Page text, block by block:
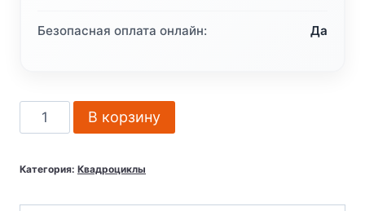
Безопасная оплата онлайн: Да
Количество
товара
Русская
В корзину
Категория: Квадроциклы